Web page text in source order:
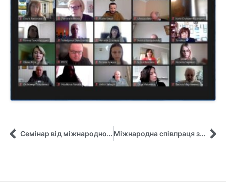
Семінар від міжнародної компанії Van Oord (Нідерланди) Міжнародна співпраця за проєктом ERASMUS+KA171 продовжується!